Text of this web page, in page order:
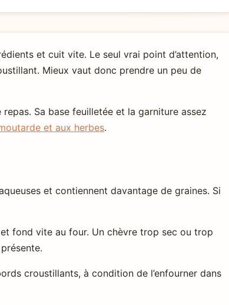
et cuit vite. Le seul vrai point d’attention,
Mieux vaut donc prendre un peu de
Sa base feuilletée et la garniture assez
et aux herbes.
et contiennent davantage de graines. Si
fond vite au four. Un chèvre trop sec ou trop
croustillants, à condition de l’enfourner dans